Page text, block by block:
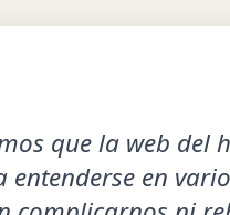
que la web del
entenderse en